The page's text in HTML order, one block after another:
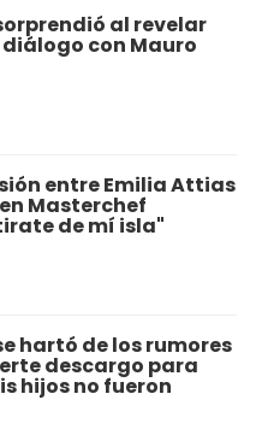
al revelar
con Mauro
entre Emilia Attias
Masterchef
de mí isla"
hartó de los rumores
descargo para
hijos no fueron